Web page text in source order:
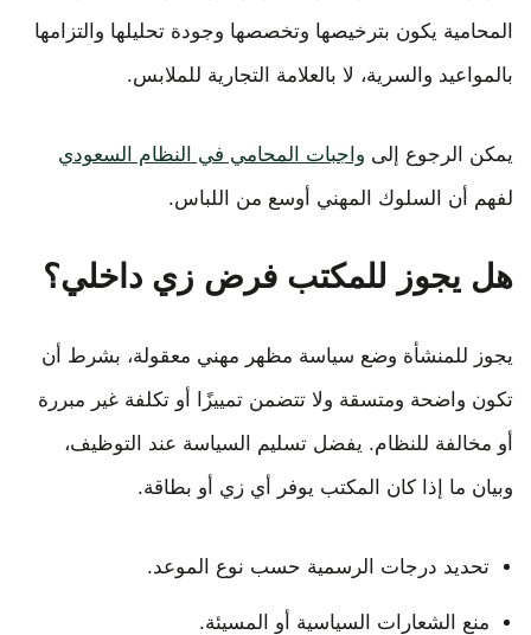
المحامية يكون بترخيصها وتخصصها وجودة تحليلها والتزامها
بالمواعيد والسرية، لا بالعلامة التجارية للملابس.
يمكن الرجوع إلى واجبات المحامي في النظام السعودي
لفهم أن السلوك المهني أوسع من اللباس.
هل يجوز للمكتب فرض زي داخلي؟
يجوز للمنشأة وضع سياسة مظهر مهني معقولة، بشرط أن
تكون واضحة ومتسقة ولا تتضمن تمييزًا أو تكلفة غير مبررة
أو مخالفة للنظام. يفضل تسليم السياسة عند التوظيف،
وبيان ما إذا كان المكتب يوفر أي زي أو بطاقة.
تحديد درجات الرسمية حسب نوع الموعد.
منع الشعارات السياسية أو المسيئة.